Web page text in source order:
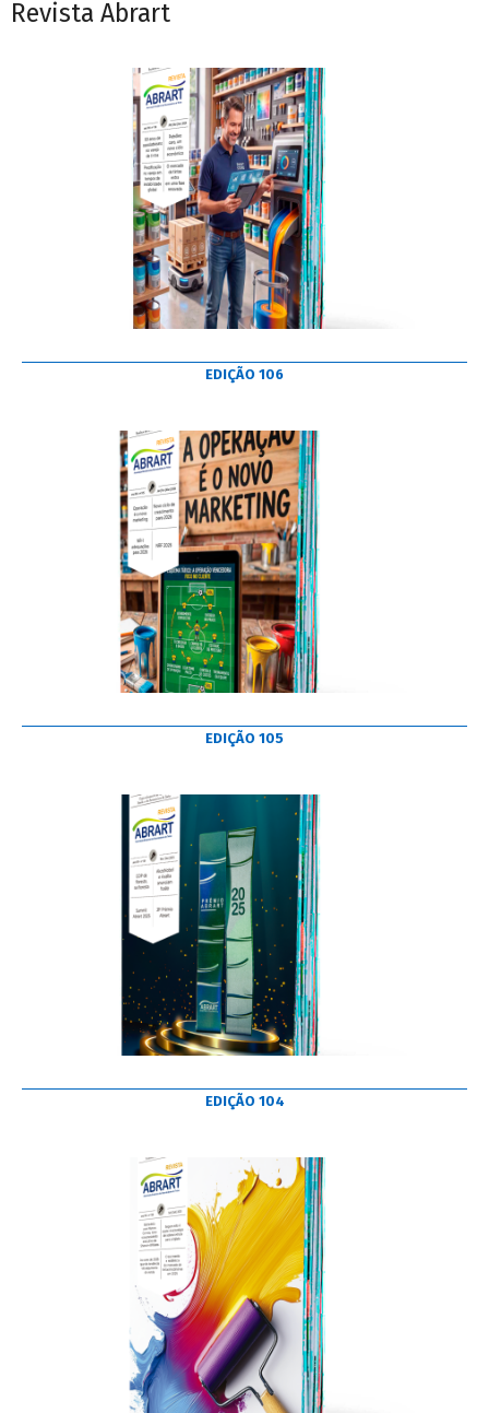
Revista Abrart
EDIÇÃO 106
EDIÇÃO 105
EDIÇÃO 104